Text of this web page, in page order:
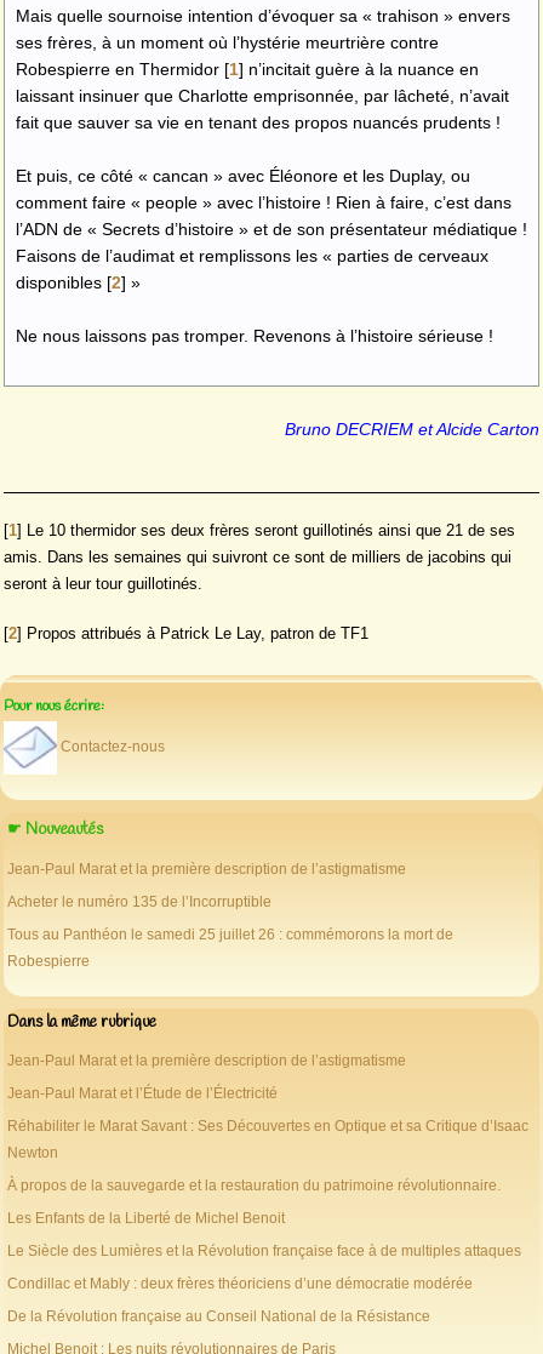
Mais quelle sournoise intention d’évoquer sa « trahison » envers
ses frères, à un moment où l’hystérie meurtrière contre
Robespierre en Thermidor[1] n’incitait guère à la nuance en
laissant insinuer que Charlotte emprisonnée, par lâcheté, n’avait
fait que sauver sa vie en tenant des propos nuancés prudents !
Et puis, ce côté « cancan » avec Éléonore et les Duplay, ou
comment faire « people » avec l’histoire ! Rien à faire, c’est dans
l’ADN de « Secrets d’histoire » et de son présentateur médiatique !
Faisons de l’audimat et remplissons les « parties de cerveaux
disponibles[2] »
Ne nous laissons pas tromper. Revenons à l’histoire sérieuse !
Bruno DECRIEM et Alcide Carton
[1]
Le 10 thermidor ses deux frères seront guillotinés ainsi que 21 de ses
amis. Dans les semaines qui suivront ce sont de milliers de jacobins qui
seront à leur tour guillotinés.
[2] Propos attribués à Patrick Le Lay, patron de TF1
Pour nous écrire:
Contactez-nous
☛ Nouveautés
Jean-Paul Marat et la première description de l’astigmatisme
Acheter le numéro 135 de l’Incorruptible
Tous au Panthéon le samedi 25 juillet 26 : commémorons la mort de
Robespierre
Dans la même rubrique
Jean-Paul Marat et la première description de l’astigmatisme
Jean-Paul Marat et l’Étude de l’Électricité
Réhabiliter le Marat Savant : Ses Découvertes en Optique et sa Critique d’Isaac
Newton
À propos de la sauvegarde et la restauration du patrimoine révolutionnaire.
Les Enfants de la Liberté de Michel Benoit
Le Siècle des Lumières et la Révolution française face à de multiples attaques
Condillac et Mably : deux frères théoriciens d’une démocratie modérée
De la Révolution française au Conseil National de la Résistance
Michel Benoit : Les nuits révolutionnaires de Paris